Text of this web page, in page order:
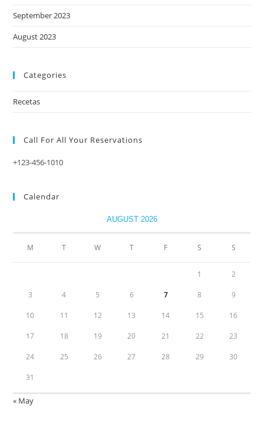
September 2023
August 2023
Categories
Recetas
Call For All Your​ Reservations
+123-456-1010
Calendar
AUGUST 2026
M T W T F S S
1 2
3 4 5 6 7 8 9
10 11 12 13 14 15 16
17 18 19 20 21 22 23
24 25 26 27 28 29 30
31
« May